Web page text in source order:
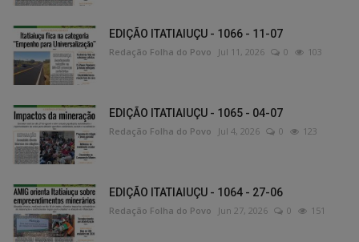
EDIÇÃO ITATIAIUÇU - 1066 - 11-07
Redação Folha do Povo Jul 11, 2026 0 103
EDIÇÃO ITATIAIUÇU - 1065 - 04-07
Redação Folha do Povo Jul 4, 2026 0 123
EDIÇÃO ITATIAIUÇU - 1064 - 27-06
Redação Folha do Povo Jun 27, 2026 0 151